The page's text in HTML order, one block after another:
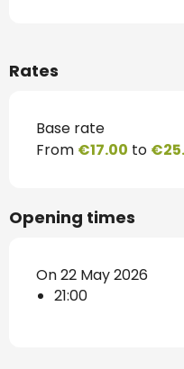
Rates
Base rate
From €17.00 to
Opening times
On 22 May 2026
21:00